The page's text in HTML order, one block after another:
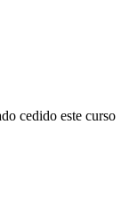
cedido este curso